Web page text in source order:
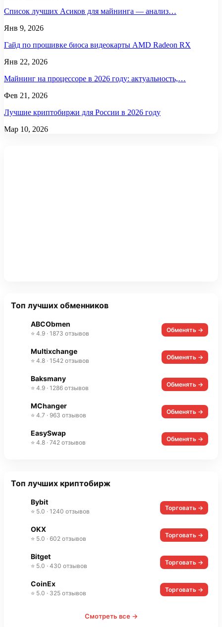
Список лучших Асиков для майнинга — анализ…
Янв 9, 2026
Гайд по прошивке биоса видеокарты AMD Radeon RX
Янв 22, 2026
Майнинг на процессоре в 2026 году: актуальность,…
Фев 21, 2026
Лучшие криптобиржи для России в 2026 году
Мар 10, 2026
Топ лучших обменников
ABCObmen
⭐ 4.9 · 1873 отзывов Обменять →
Multixchange
⭐ 4.8 · 1542 отзывов Обменять →
Baksmany
⭐ 4.9 · 1286 отзывов Обменять →
MChanger
⭐ 4.7 · 963 отзывов Обменять →
EasySwap
⭐ 4.8 · 742 отзывов Обменять →
Топ лучших криптобирж
Bybit
⭐ 5.0 · 1240 отзывов Торговать →
OKX
⭐ 5.0 · 602 отзывов Торговать →
Bitget
⭐ 5.0 · 430 отзывов Торговать →
CoinEx
⭐ 5.0 · 325 отзывов Торговать →
Смотреть все →